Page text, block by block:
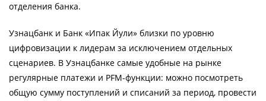
отделения банка.
Узнацбанк и Банк «Ипак Йули» близки по уровню
цифровизации к лидерам за исключением отдельных
сценариев. В Узнацбанке самые удобные на рынке
регулярные платежи и PFM-функции: можно посмотреть
общую сумму поступлений и списаний за период, провести